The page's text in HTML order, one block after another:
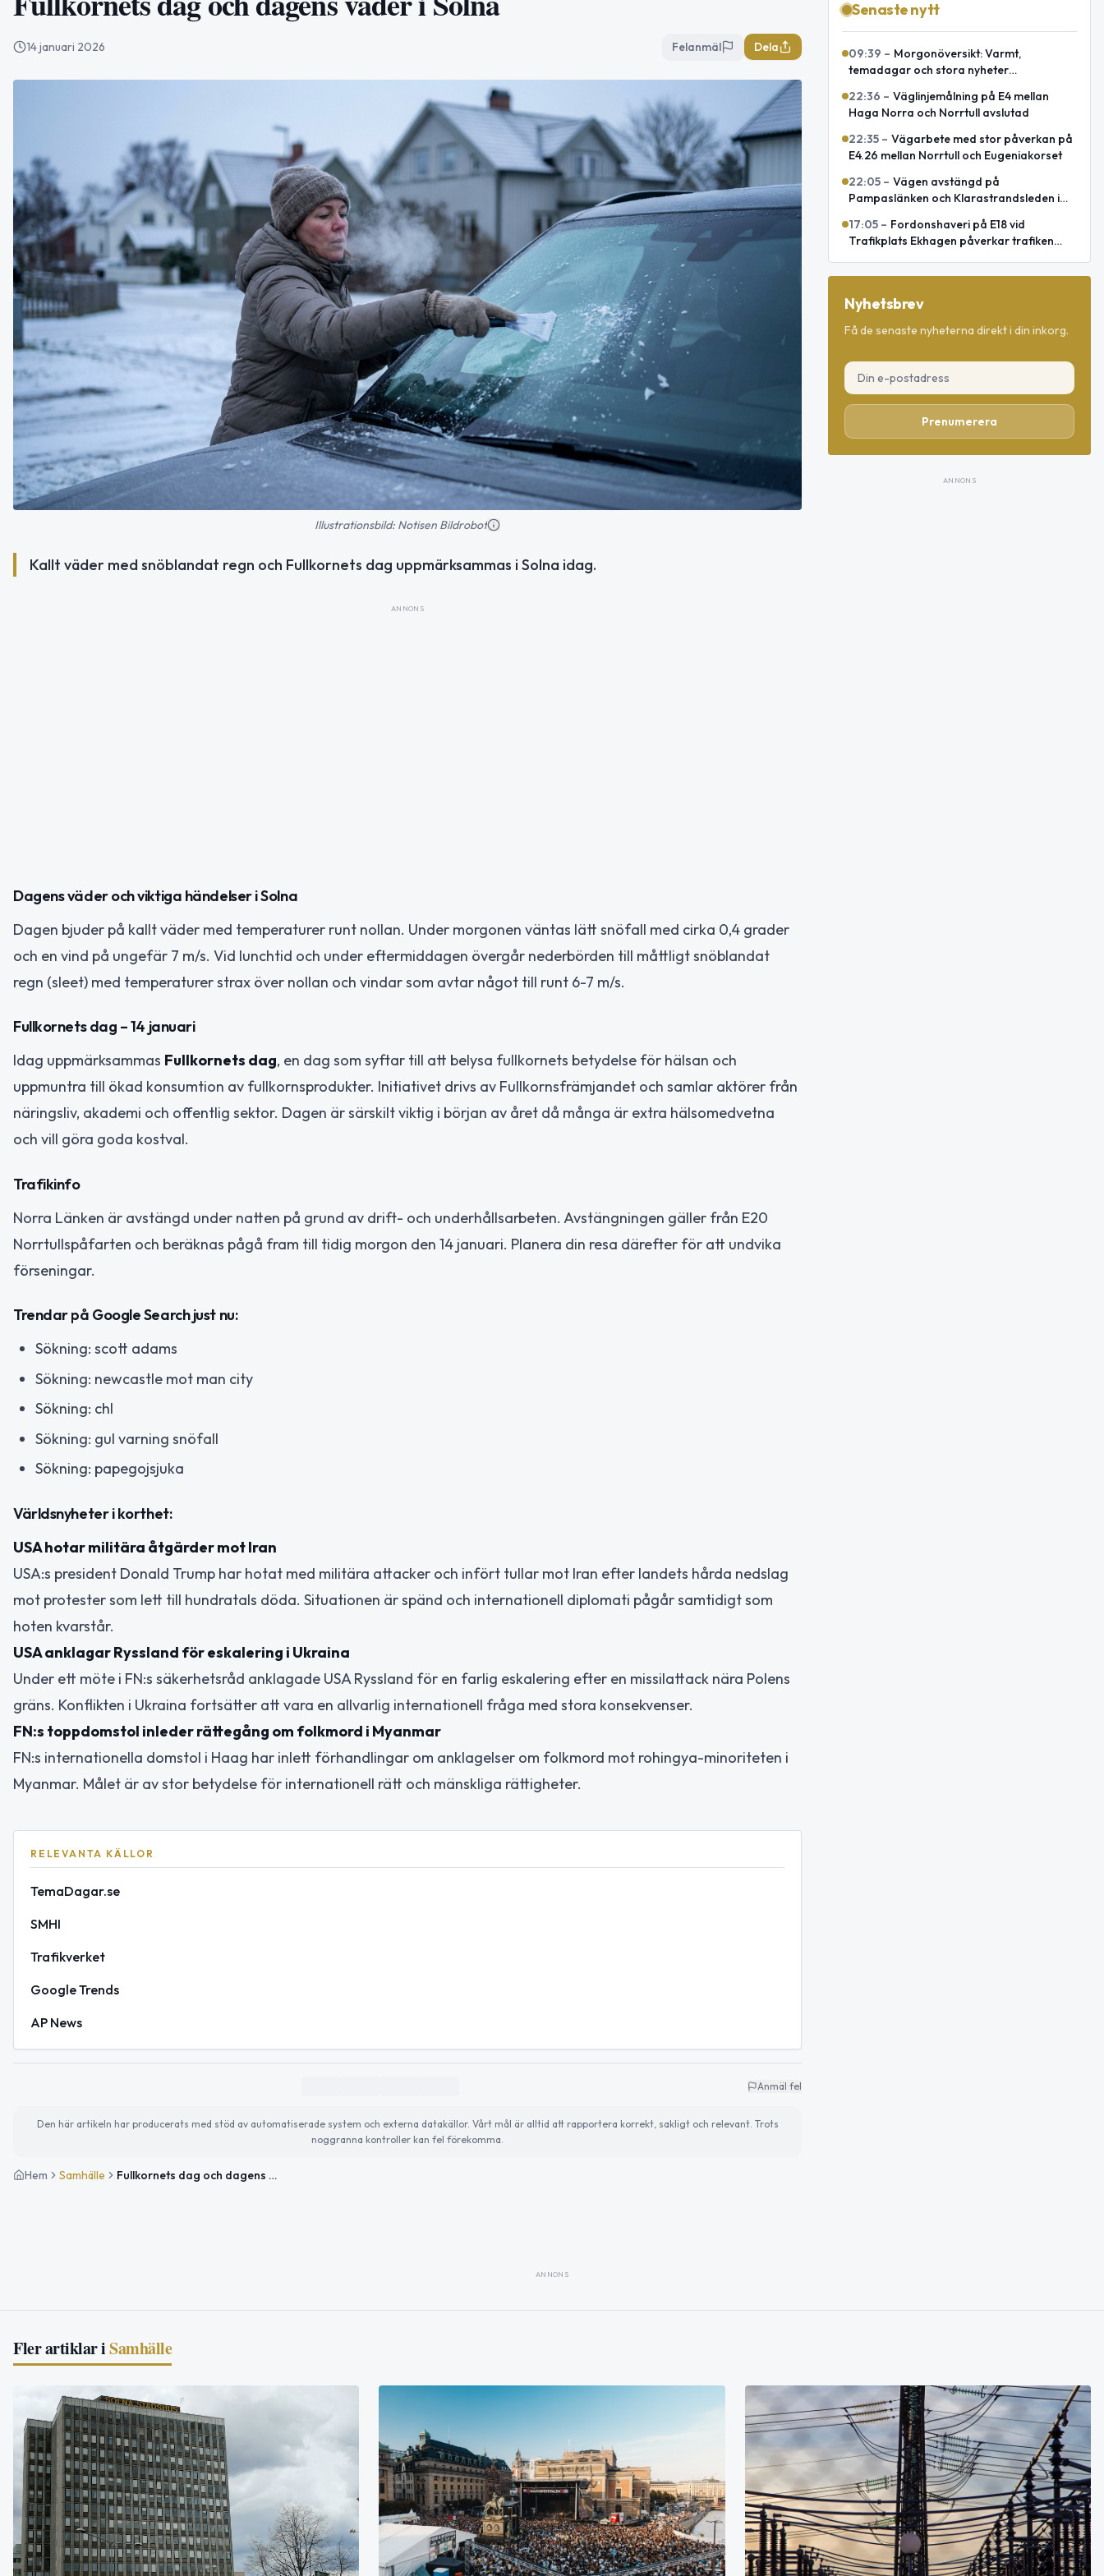
14 januari 2026 Felanmäl Dela
Illustrationsbild: Notisen Bildrobot
Kallt väder med snöblandat regn och Fullkornets dag uppmärksammas i Solna idag.
ANNONS
Dagens väder och viktiga händelser i Solna
Dagen bjuder på kallt väder med temperaturer runt nollan. Under morgonen väntas lätt snöfall med cirka 0,4 grader
och en vind på ungefär 7 m/s. Vid lunchtid och under eftermiddagen övergår nederbörden till måttligt snöblandat
regn (sleet) med temperaturer strax över nollan och vindar som avtar något till runt 6-7 m/s.
Fullkornets dag – 14 januari
Idag uppmärksammas Fullkornets dag, en dag som syftar till att belysa fullkornets betydelse för hälsan och
uppmuntra till ökad konsumtion av fullkornsprodukter. Initiativet drivs av Fullkornsfrämjandet och samlar aktörer från
näringsliv, akademi och offentlig sektor. Dagen är särskilt viktig i början av året då många är extra hälsomedvetna
och vill göra goda kostval.
Trafikinfo
Norra Länken är avstängd under natten på grund av drift- och underhållsarbeten. Avstängningen gäller från E20
Norrtullspåfarten och beräknas pågå fram till tidig morgon den 14 januari. Planera din resa därefter för att undvika
förseningar.
Trendar på Google Search just nu:
Sökning: scott adams
Sökning: newcastle mot man city
Sökning: chl
Sökning: gul varning snöfall
Sökning: papegojsjuka
Världsnyheter i korthet:
USA hotar militära åtgärder mot Iran
USA:s president Donald Trump har hotat med militära attacker och infört tullar mot Iran efter landets hårda nedslag
mot protester som lett till hundratals döda. Situationen är spänd och internationell diplomati pågår samtidigt som
hoten kvarstår.
USA anklagar Ryssland för eskalering i Ukraina
Under ett möte i FN:s säkerhetsråd anklagade USA Ryssland för en farlig eskalering efter en missilattack nära Polens
gräns. Konflikten i Ukraina fortsätter att vara en allvarlig internationell fråga med stora konsekvenser.
FN:s toppdomstol inleder rättegång om folkmord i Myanmar
FN:s internationella domstol i Haag har inlett förhandlingar om anklagelser om folkmord mot rohingya-minoriteten i
Myanmar. Målet är av stor betydelse för internationell rätt och mänskliga rättigheter.
RELEVANTA KÄLLOR
TemaDagar.se
SMHI
Trafikverket
Google Trends
AP News
Anmäl fel
Den här artikeln har producerats med stöd av automatiserade system och externa datakällor. Vårt mål är alltid att rapportera korrekt, sakligt och relevant. Trots
noggranna kontroller kan fel förekomma.
Hem Samhälle Fullkornets dag och dagens väder i Solna
Senaste nytt
09:39 – Morgonöversikt: Varmt,
temadagar och stora nyheter
22:36 – Väglinjemålning på E4 mellan
Haga Norra och Norrtull avslutad
22:35 – Vägarbete med stor påverkan på
E4.26 mellan Norrtull och Eugeniakorset
22:05 – Vägen avstängd på
Pampaslänken och Klarastrandsleden i
17:05 – Fordonshaveri på E18 vid
Trafikplats Ekhagen påverkar trafiken
Nyhetsbrev
Få de senaste nyheterna direkt i din inkorg.
Prenumerera
ANNONS
ANNONS
Fler artiklar iSamhälle